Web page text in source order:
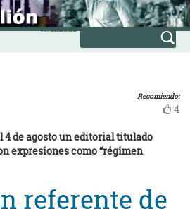
Avanzada
Recomiendo:
4
4 de agosto un editorial titulado
expresiones como “régimen
referente de